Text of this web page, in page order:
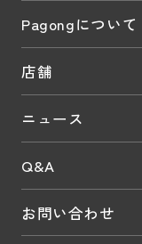
Pagongについて
店舗
ニュース
Q&A
お問い合わせ